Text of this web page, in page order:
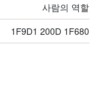
사람의 역할
1F9D1 200D 1F680